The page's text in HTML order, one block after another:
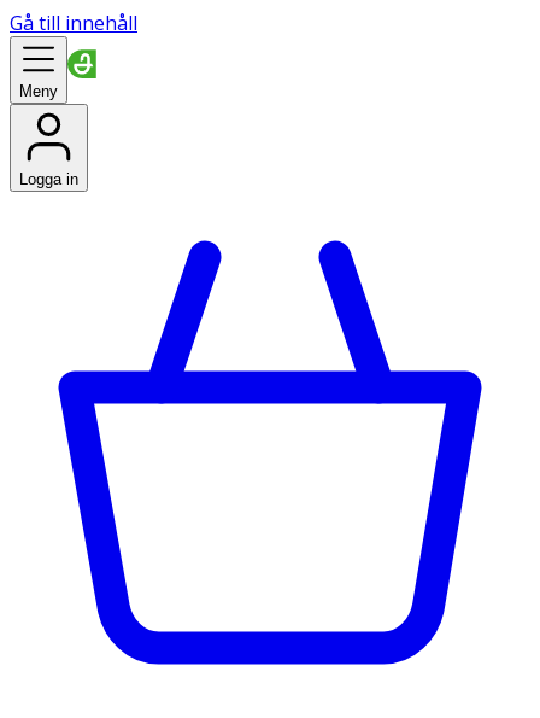
Gå till innehåll
Meny
Logga in